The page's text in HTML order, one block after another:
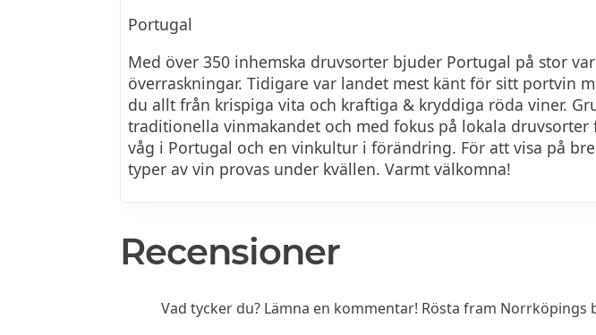
Portugal
Med över 350 inhemska druvsorter bjuder Portugal på stor
överraskningar. Tidigare var landet mest känt för sitt portvin
du allt från krispiga vita och kraftiga & kryddiga röda viner.
traditionella vinmakandet och med fokus på lokala druvsorter
våg i Portugal och en vinkultur i förändring. För att visa på
typer av vin provas under kvällen. Varmt välkomna!
Recensioner
Vad tycker du? Lämna en kommentar! Rösta fram Norrköpings